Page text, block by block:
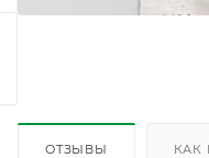
ОТЗЫВЫ КАК